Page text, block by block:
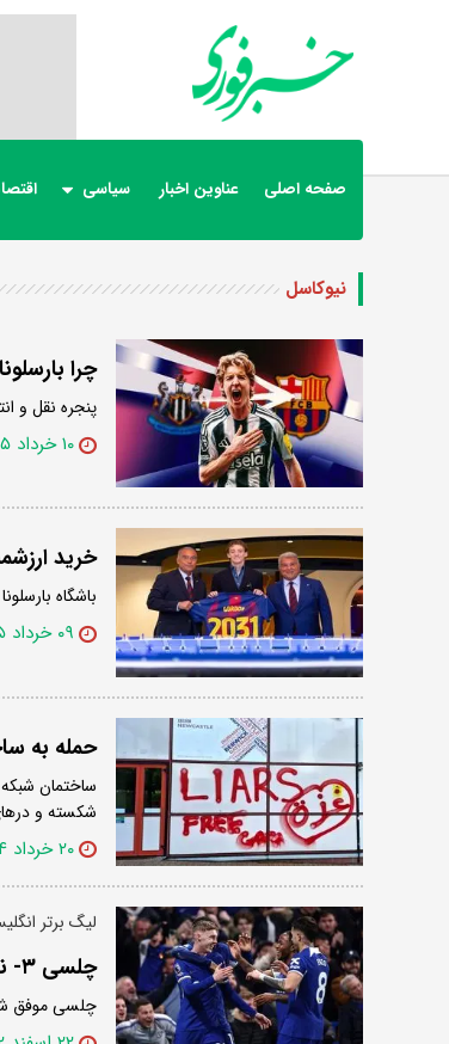
صفحه اصلی عناوین اخبار سیاسی
نیوکاسل
چرا بارسلونا ۸۰ میلیون یورو برای آنتونی گوردون می‌پردازد؟
پنجره نقل و انتقالات تابستانی ۲۰۲۶ رسما آغاز
۱۰ خرداد ۱۴۰۵
خرید
باشگاه
۰۹ خرداد ۱۴۰۵
حمله به
ساختمان
شکسته و
۲۰ خرداد ۱۴۰۴
لیگ برتر
چلسی ۳- نیوکاسل ۲/ آبی‌ها برنده جنگ همسایه ها
چلسی موفق